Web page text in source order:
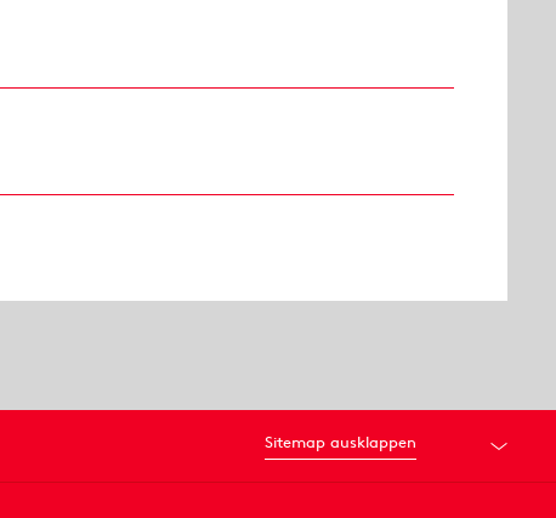
Sitemap ausklappen